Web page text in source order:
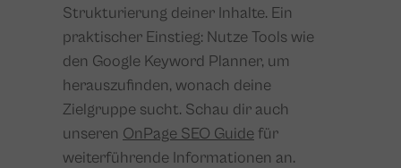
Strukturierung deiner Inhalte. Ein
praktischer Einstieg: Nutze Tools wie
den Google Keyword Planner, um
herauszufinden, wonach deine
Zielgruppe sucht. Schau dir auch
unseren OnPage SEO Guide für
weiterführende Informationen an.